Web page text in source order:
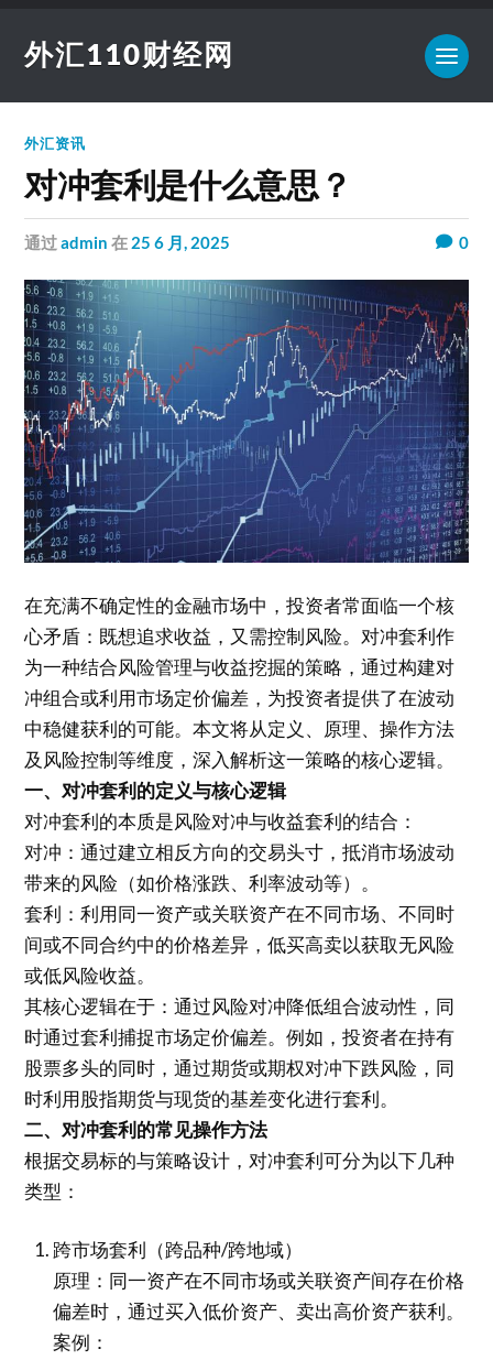
外汇110财经网
外汇资讯
对冲套利是什么意思？
通过admin 在 25 6 月, 2025 0
在充满不确定性的金融市场中，投资者常面临一个核
心矛盾：既想追求收益，又需控制风险。对冲套利作
为一种结合风险管理与收益挖掘的策略，通过构建对
冲组合或利用市场定价偏差，为投资者提供了在波动
中稳健获利的可能。本文将从定义、原理、操作方法
及风险控制等维度，深入解析这一策略的核心逻辑。
一、对冲套利的定义与核心逻辑
对冲套利的本质是风险对冲与收益套利的结合：
对冲：通过建立相反方向的交易头寸，抵消市场波动
带来的风险（如价格涨跌、利率波动等）。
套利：利用同一资产或关联资产在不同市场、不同时
间或不同合约中的价格差异，低买高卖以获取无风险
或低风险收益。
其核心逻辑在于：通过风险对冲降低组合波动性，同
时通过套利捕捉市场定价偏差。例如，投资者在持有
股票多头的同时，通过期货或期权对冲下跌风险，同
时利用股指期货与现货的基差变化进行套利。
二、对冲套利的常见操作方法
根据交易标的与策略设计，对冲套利可分为以下几种
类型：
跨市场套利（跨品种/跨地域）
原理：同一资产在不同市场或关联资产间存在价格
偏差时，通过买入低价资产、卖出高价资产获利。
案例：